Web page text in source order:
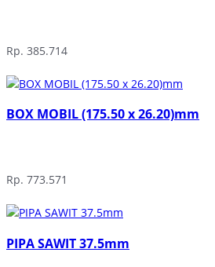
Rp. 385.714
BOX MOBIL (175.50 x 26.20)mm
Rp. 773.571
PIPA SAWIT 37.5mm